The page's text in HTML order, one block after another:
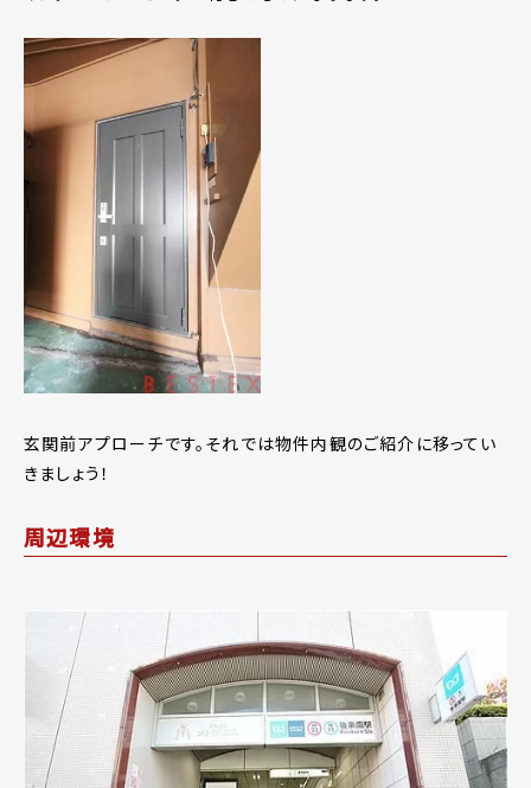
玄関前アプローチです。それでは物件内観のご紹介に移ってい
きましょう！
周辺環境